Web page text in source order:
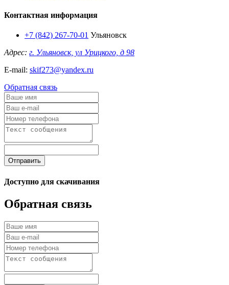
Контактная информация
+7 (842) 267-70-01 Ульяновск
Адрес: г. Ульяновск, ул Урицкого, д 98
E-mail: skif273@yandex.ru
Обратная связь
Отправить
Доступно для скачивания
Обратная связь